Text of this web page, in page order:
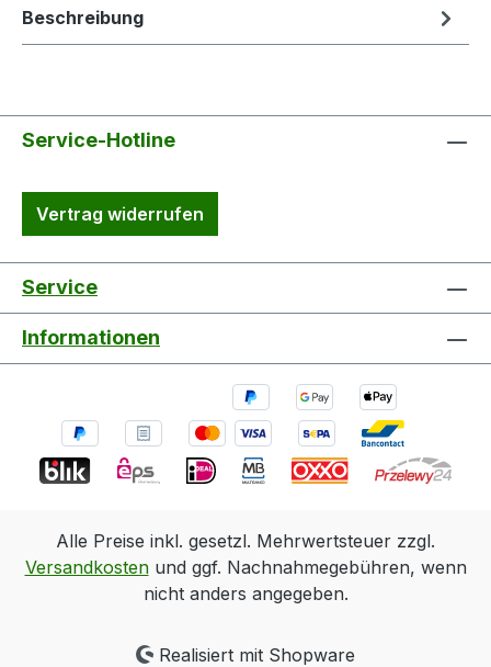
Beschreibung
Service-Hotline
Vertrag widerrufen
Service
Informationen
Alle Preise inkl. gesetzl. Mehrwertsteuer zzgl.
Versandkostenund ggf. Nachnahmegebühren, wenn
nicht anders angegeben.
Realisiert mit Shopware